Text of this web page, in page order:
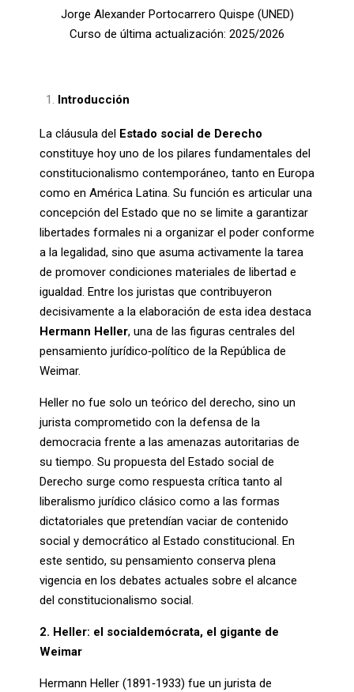
Jorge Alexander Portocarrero Quispe (UNED)
Curso de última actualización: 2025/2026
Introducción
La cláusula del Estado social de Derecho
constituye hoy uno de los pilares fundamentales del
constitucionalismo contemporáneo, tanto en Europa
como en América Latina. Su función es articular una
concepción del Estado que no se limite a garantizar
libertades formales ni a organizar el poder conforme
a la legalidad, sino que asuma activamente la tarea
de promover condiciones materiales de libertad e
igualdad. Entre los juristas que contribuyeron
decisivamente a la elaboración de esta idea destaca
Hermann Heller, una de las figuras centrales del
pensamiento jurídico‑político de la República de
Weimar.
Heller no fue solo un teórico del derecho, sino un
jurista comprometido con la defensa de la
democracia frente a las amenazas autoritarias de
su tiempo. Su propuesta del Estado social de
Derecho surge como respuesta crítica tanto al
liberalismo jurídico clásico como a las formas
dictatoriales que pretendían vaciar de contenido
social y democrático al Estado constitucional. En
este sentido, su pensamiento conserva plena
vigencia en los debates actuales sobre el alcance
del constitucionalismo social.
2. Heller: el socialdemócrata, el gigante de
Weimar
Hermann Heller (1891‑1933) fue un jurista de